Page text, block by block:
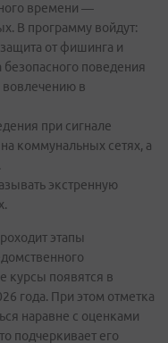
времени —
В программу войдут:
защита от фишинга и
поведения
вовлечению в
при сигнале
коммунальных сетях, а
экстренную
этапы
курсы появятся в
года. При этом отметка
наравне с оценками
подчеркивает его